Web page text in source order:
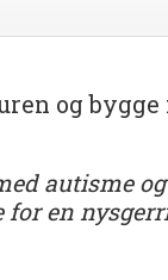
og bygge
autisme
en